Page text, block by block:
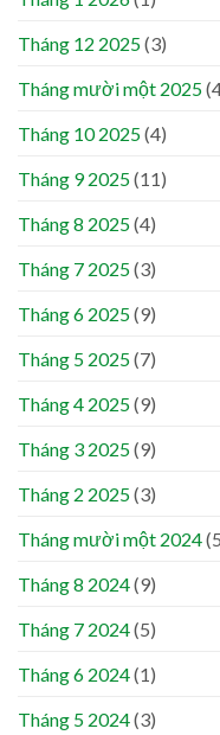
Tháng 12 2025(3)
Tháng mười một 2025
Tháng 10 2025(4)
Tháng 9 2025(11)
Tháng 8 2025(4)
Tháng 7 2025(3)
Tháng 6 2025(9)
Tháng 5 2025(7)
Tháng 4 2025(9)
Tháng 3 2025(9)
Tháng 2 2025(3)
Tháng mười một 2024
Tháng 8 2024(9)
Tháng 7 2024(5)
Tháng 6 2024(1)
Tháng 5 2024(3)